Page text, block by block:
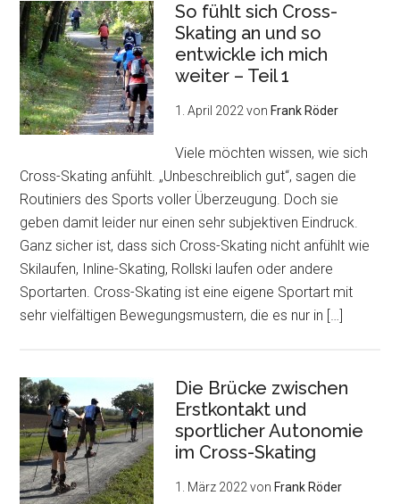
So fühlt sich Cross-
Skating an und so
entwickle ich mich
weiter – Teil 1
1. April 2022von Frank Röder
Viele möchten wissen, wie sich
Cross-Skating anfühlt. „Unbeschreiblich gut“, sagen die
Routiniers des Sports voller Überzeugung. Doch sie
geben damit leider nur einen sehr subjektiven Eindruck.
Ganz sicher ist, dass sich Cross-Skating nicht anfühlt wie
Skilaufen, Inline-Skating, Rollski laufen oder andere
Sportarten. Cross-Skating ist eine eigene Sportart mit
sehr vielfältigen Bewegungsmustern, die es nur in […]
Die Brücke zwischen
Erstkontakt und
sportlicher Autonomie
im Cross-Skating
1. März 2022von Frank Röder